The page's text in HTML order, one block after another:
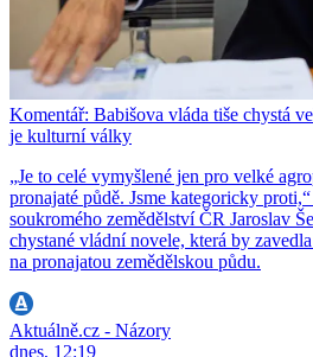
Komentář: Babišova vláda tiše chystá
je kulturní války
„Je to celé vymyšlené jen pro velké
pronajaté půdě. Jsme kategoricky
soukromého zemědělství ČR Jaroslav
chystané vládní novele, která by
na pronajatou zemědělskou půdu.
Aktuálně.cz - Názory
dnes, 12:19